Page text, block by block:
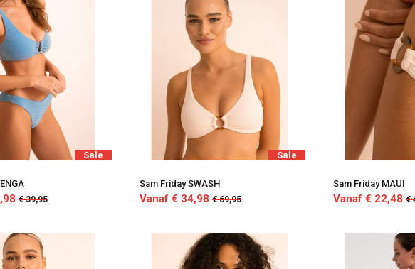
Sale
€ 39,95
Sale
Sam Friday SWASH
Vanaf € 34,98 € 69,95
Sam Friday MAUI
Vanaf € 22,48 €